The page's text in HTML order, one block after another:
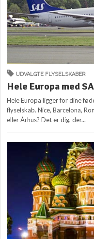
UDVALGTE FLYSELSKABER
Hele Europa med
Hele Europa ligger for dine
flyselskab. Nice, Barcelona,
eller Århus? Det er dig, der...